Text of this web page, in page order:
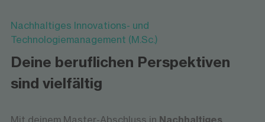
Nachhaltiges Innovations- und
Technologiemanagement (M.Sc.)
Deine beruflichen Perspektiven
sind vielfältig